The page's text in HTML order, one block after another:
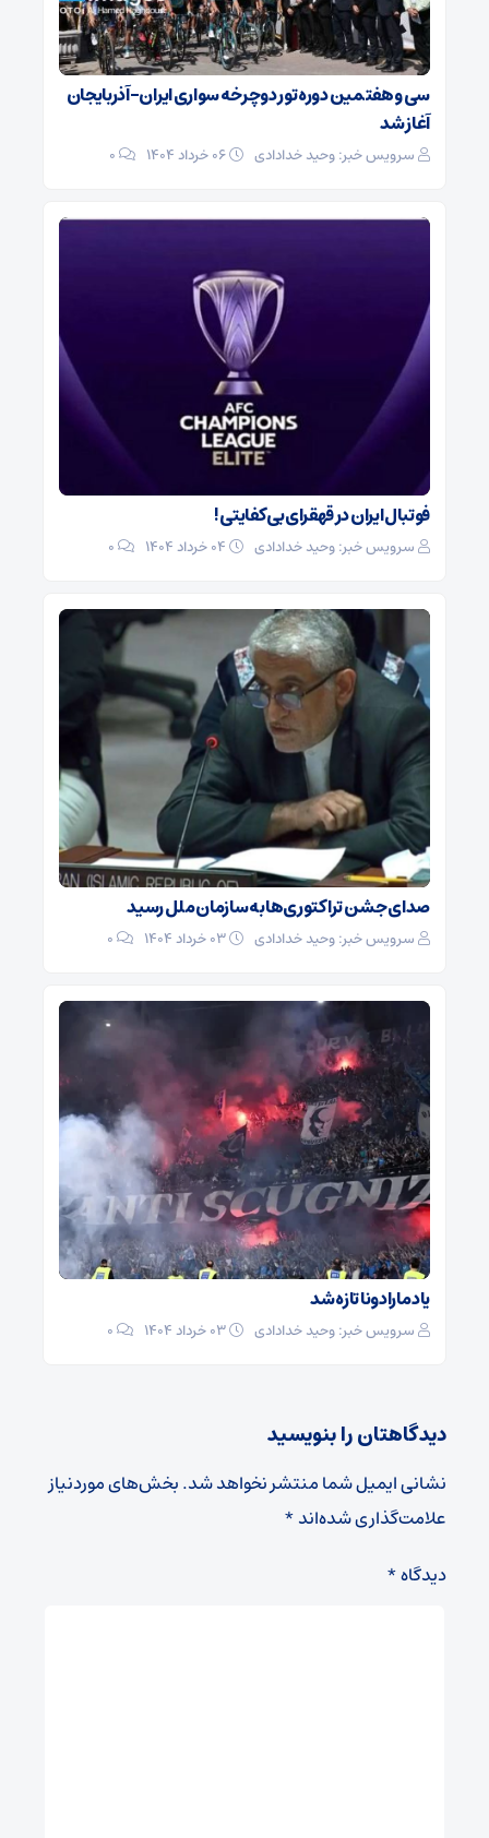
سی و هفتمین دوره تور دوچرخه سواری ایران-آذربایجان
آغاز شد
سرویس خبر: وحید خدادادی 0
فوتبال ایران در قهقرای بی کفایتی !
سرویس خبر: وحید خدادادی 0
صدای جشن تراکتوری‌ها به سازمان ملل رسید
سرویس خبر: وحید خدادادی 0
یاد مارادونا تازه شد
سرویس خبر: وحید خدادادی 0
دیدگاهتان را بنویسید
نشانی ایمیل شما منتشر نخواهد شد.بخش‌های موردنیاز
علامت‌گذاری شده‌اند*
دیدگاه*